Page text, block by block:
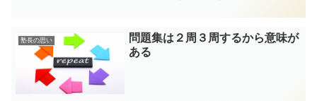
塾長の思い
問題集は２周３周するから意味が
ある